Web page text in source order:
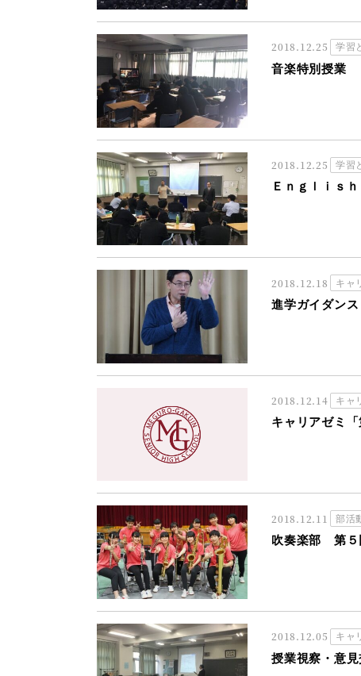
2018.12.25 学習
音楽特別授業
2018.12.25 学習
Ｅｎｇｌｉｓ
2018.12.18 キャ
進学ガイダン
2018.12.14 キャ
キャリアゼミ
2018.12.11 部活
吹奏楽部 第５
2018.12.05 キャ
授業視察・意